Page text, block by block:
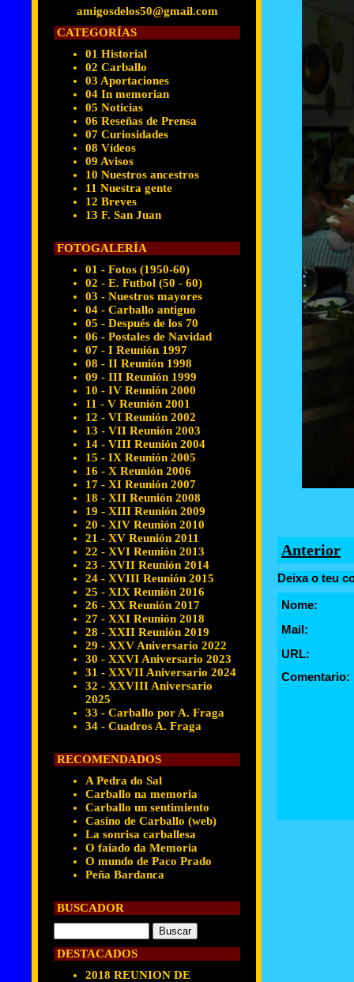
amigosdelos50@gmail.com
CATEGORÍAS
01 Historial
02 Carballo
03 Aportaciones
04 In memorian
05 Noticias
06 Reseñas de Prensa
07 Curiosidades
08 Vídeos
09 Avisos
10 Nuestros ancestros
11 Nuestra gente
12 Breves
13 F. San Juan
FOTOGALERÍA
01 - Fotos (1950-60)
02 - E. Futbol (50 - 60)
03 - Nuestros mayores
04 - Carballo antiguo
05 - Después de los 70
06 - Postales de Navidad
07 - I Reunión 1997
08 - II Reunión 1998
09 - III Reunión 1999
10 - IV Reunión 2000
11 - V Reunión 2001
12 - VI Reunión 2002
13 - VII Reunión 2003
14 - VIII Reunión 2004
15 - IX Reunión 2005
16 - X Reunión 2006
17 - XI Reunión 2007
18 - XII Reunión 2008
19 - XIII Reunión 2009
20 - XIV Reunión 2010
21 - XV Reunión 2011
22 - XVI Reunión 2013
23 - XVII Reunión 2014
24 - XVIII Reunión 2015
25 - XIX Reunión 2016
26 - XX Reunión 2017
27 - XXI Reunión 2018
28 - XXII Reunión 2019
29 - XXV Aniversario 2022
30 - XXVI Aniversario 2023
31 - XXVII Aniversario 2024
32 - XXVIII Aniversario
2025
33 - Carballo por A. Fraga
34 - Cuadros A. Fraga
RECOMENDADOS
A Pedra do Sal
Carballo na memoria
Carballo un sentimiento
Casino de Carballo (web)
La sonrisa carballesa
O faiado da Memoria
O mundo de Paco Prado
Peña Bardanca
BUSCADOR
DESTACADOS
2018 REUNION DE
Anterior
Deixa o teu
Nome:
Mail:
URL:
Comentario: